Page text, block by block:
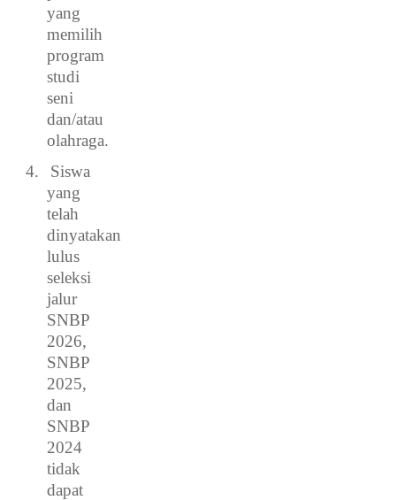
yang
memilih
program
studi
seni
dan/atau
olahraga.
4.
Siswa
yang
telah
dinyatakan
lulus
seleksi
jalur
SNBP
2026,
SNBP
2025,
dan
SNBP
2024
tidak
dapat